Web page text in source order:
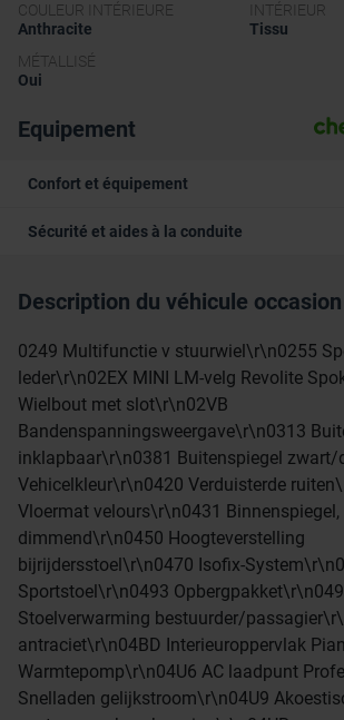
COULEUR INTÉRIEURE
Anthracite
INTÉRIEUR
Tissu
MÉTALLISÉ
Oui
Equipement
Confort et équipement
Sécurité et aides à la conduite
Description du véhicule occasion
0249 Multifunctie v stuurwiel\r\n0255
leder\r\n02EX MINI LM-velg Revolite
Wielbout met slot\r\n02VB
Bandenspanningsweergave\r\n0313
inklapbaar\r\n0381 Buitenspiegel zwart/
Vehicelkleur\r\n0420 Verduisterde
Vloermat velours\r\n0431
dimmend\r\n0450 Hoogteverstelling
bijrijdersstoel\r\n0470 Isofix-
Sportstoel\r\n0493
Stoelverwarming bestuurder/
antraciet\r\n04BD Interieuroppervlak
Warmtepomp\r\n04U6 AC laadpunt
Snelladen gelijkstroom\r\n04U9